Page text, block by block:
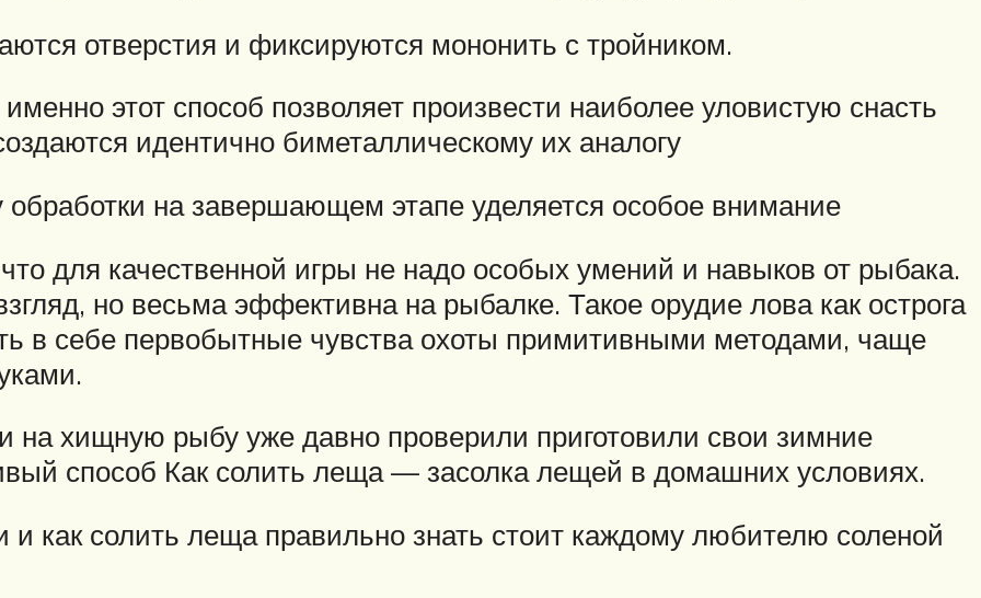
отверстия и фиксируются мононить с тройником.
этот способ позволяет произвести наиболее уловистую снасть
идентично биметаллическому их аналогу
обработки на завершающем этапе уделяется особое внимание
для качественной игры не надо особых умений и навыков от рыбака.
но весьма эффективна на рыбалке. Такое орудие лова как острога
в себе первобытные чувства охоты примитивными методами, чаще
на хищную рыбу уже давно проверили приготовили свои зимние
способ Как солить леща — засолка лещей в домашних условиях.
и как солить леща правильно знать стоит каждому любителю соленой